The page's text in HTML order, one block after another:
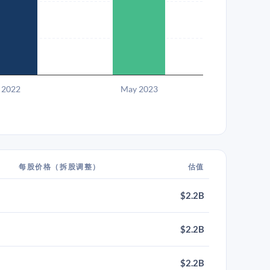
2022 May 2023
每股价格（拆股调整） 估值
$2.2B
$2.2B
$2.2B